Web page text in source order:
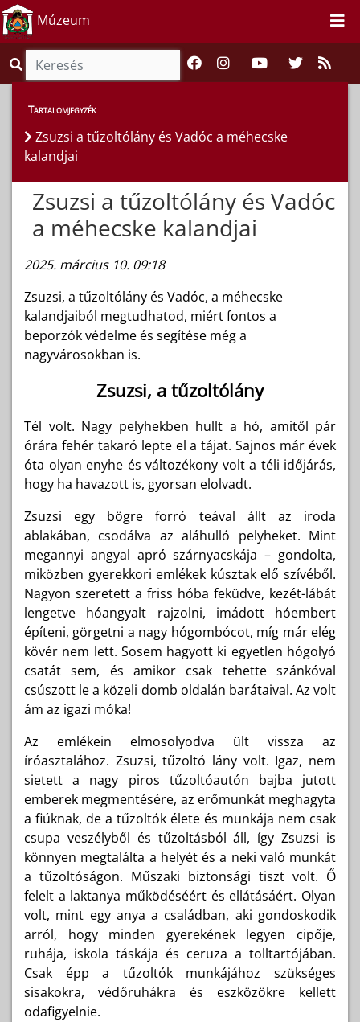
Múzeum
Múzeumpedagógia
Tartalomjegyzék
Zsuzsi a tűzoltólány és Vadóc a méhecske
kalandjai
Zsuzsi a tűzoltólány és Vadóc
a méhecske kalandjai
2025. március 10. 09:18
Zsuzsi, a tűzoltólány és Vadóc, a méhecske
kalandjaiból megtudhatod, miért fontos a
beporzók védelme és segítése még a
nagyvárosokban is.
Zsuzsi, a tűzoltólány
Tél volt. Nagy pelyhekben hullt a hó, amitől pár
órára fehér takaró lepte el a tájat. Sajnos már évek
óta olyan enyhe és változékony volt a téli időjárás,
hogy ha havazott is, gyorsan elolvadt.
Zsuzsi egy bögre forró teával állt az iroda
ablakában, csodálva az aláhulló pelyheket. Mint
megannyi angyal apró szárnyacskája – gondolta,
miközben gyerekkori emlékek kúsztak elő szívéből.
Nagyon szeretett a friss hóba feküdve, kezét-lábát
lengetve hóangyalt rajzolni, imádott hóembert
építeni, görgetni a nagy hógombócot, míg már elég
kövér nem lett. Sosem hagyott ki egyetlen hógolyó
csatát sem, és amikor csak tehette szánkóval
csúszott le a közeli domb oldalán barátaival. Az volt
ám az igazi móka!
Az emlékein elmosolyodva ült vissza az
íróasztalához. Zsuzsi, tűzoltó lány volt. Igaz, nem
sietett a nagy piros tűzoltóautón bajba jutott
emberek megmentésére, az erőmunkát meghagyta
a fiúknak, de a tűzoltók élete és munkája nem csak
csupa veszélyből és tűzoltásból áll, így Zsuzsi is
könnyen megtalálta a helyét és a neki való munkát
a tűzoltóságon. Műszaki biztonsági tiszt volt. Ő
felelt a laktanya működéséért és ellátásáért. Olyan
volt, mint egy anya a családban, aki gondoskodik
arról, hogy minden gyerekének legyen cipője,
ruhája, iskola táskája és ceruza a tolltartójában.
Csak épp a tűzoltók munkájához szükséges
sisakokra, védőruhákra és eszközökre kellett
odafigyelnie.